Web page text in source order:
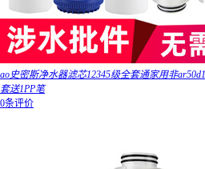
ao史密斯净水器滤芯12345级全套通家用非
套送1PP笔
0条评价